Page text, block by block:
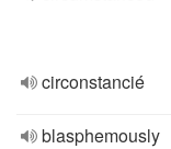
circonstancié
blasphemously